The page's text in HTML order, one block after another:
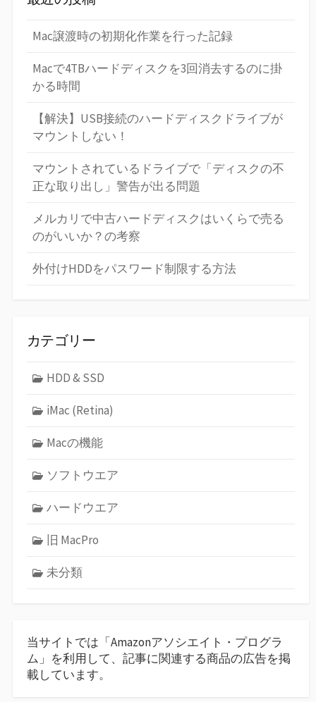
Mac譲渡時の初期化作業を行った記録
Macで4TBハードディスクを3回消去するのに掛
かる時間
【解決】USB接続のハードディスクドライブが
マウントしない！
マウントされているドライブで「ディスクの不
正な取り出し」警告が出る問題
メルカリで中古ハードディスクはいくらで売る
のがいいか？の考察
外付けHDDをパスワード制限する方法
カテゴリー
HDD & SSD
iMac (Retina)
Macの機能
ソフトウエア
ハードウエア
旧 MacPro
未分類
当サイトでは「Amazonアソシエイト・プログラ
ム」を利用して、記事に関連する商品の広告を掲
載しています。